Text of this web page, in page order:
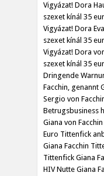
Vigyázat! Dora
szexet kínál 35
Vigyázat! Dora
szexet kínál 35
Vigyázat! Dora
szexet kínál 35
Dringende
Facchin, genannt
Sergio von
Betrugsbusiness
Giana von
Euro Tittenfick
Giana Facchin
Tittenfick Giana
HIV Nutte Giana